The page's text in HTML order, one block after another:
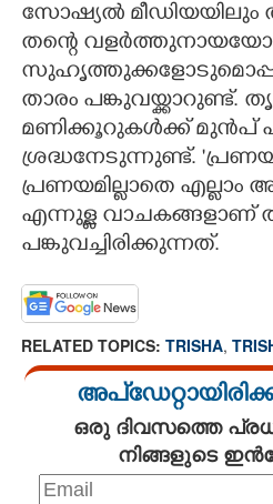
സോഷ്യൽ
തന്റെ
താരം പങ്കുവയ്ക്കാറുണ്ട്.
മണിക്കൂറുകൾക്ക് മുൻപ്
ശ്രദ്ധനേടുന്നുണ്ട്.
പ്രണയമില്ലാതെ
എന്നുള്ള വാചകങ്ങളാണ്
പങ്കുവച്ചിരിക്കുന്നത്.
RELATED TOPICS: TRISHA,
ഒരു ദിവസത്തെ
നിങ്ങളുടെ